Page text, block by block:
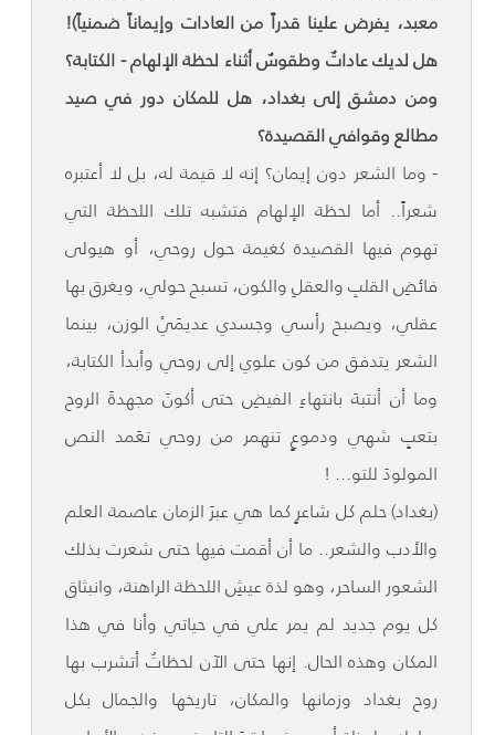
معبد، يفرض علينا قدراً من العادات وإيماناً ضمنياً)!
هل لديك عاداتٌ وطقوسٌ أثناء لحظة الإلهام - الكتابة؟
ومن دمشق إلى بغداد، هل للمكان دور في صيد
مطالع وقوافي القصيدة؟
- وما الشعر دون إيمان؟ إنه لا قيمة له، بل لا أعتبره
شعراً.. أما لحظة الإلهام فتشبه تلك اللحظة التي
تهوم فيها القصيدة كغيمة حول روحي، أو هيولى
فائضِ القلبِ والعقلِ والكون، تسبح حولي، ويغرق بها
عقلي، ويصبح رأسي وجسدي عديمَيْ الوزن، بينما
الشعر يتدفق من كون علوي إلى روحي وأبدأ الكتابة،
وما أن أنتبهَ بانتهاءِ الفيضِ حتى أكونَ مجهدةَ الروح
بتعبٍ شهي ودموعٍ تنهمر من روحي تعَمد النص
المولودَ للتو... !
(بغداد) حلم كل شاعرٍ كما هي عبرَ الزمان عاصمة العلم
والأدب والشعر.. ما أن أقمت فيها حتى شعرت بذلك
الشعور الساحر، وهو لذة عيشِ اللحظة الراهنة، وانبثاق
كل يوم جديد لم يمر علي في حياتي وأنا في هذا
المكان وهذه الحال. إنها حتى الآن لحظاتٌ أتشرب بها
روح بغداد وزمانها والمكان، تاريخها والجمال بكل